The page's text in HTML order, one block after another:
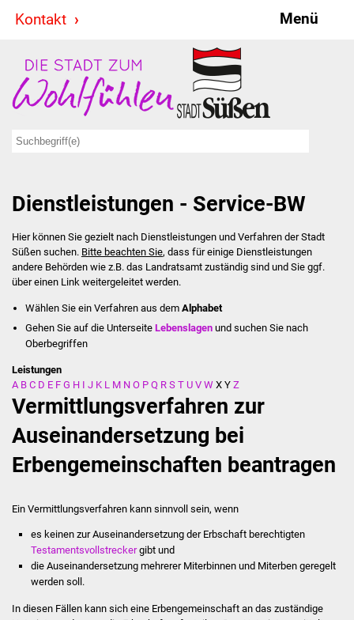
Kontakt Menü
Stadt & Politik
Bürgermeister
Ausschüsse
Ratsinformationssystem
Jugendbeirat
Summerrockfestival
Stadtverwaltung
Ansprechpartner
Behördenwegweiser
Kontakt
Veröffentlichungen
Ortsrecht
Dienstleistungen - Service-BW
Hier können Sie gezielt nach Dienstleistungen und Verfahren der Stadt
Süßen suchen. Bitte beachten Sie, dass für einige Dienstleistungen
andere Behörden wie z.B. das Landratsamt zuständig sind und Sie ggf.
über einen Link weitergeleitet werden.
Wählen Sie ein Verfahren aus dem Alphabet
Gehen Sie auf die UnterseiteLebenslagen und suchen Sie nach
Oberbegriffen
Leistungen
A B C D E F G H I J K L M N O P Q R S T U V W X Y Z
Vermittlungsverfahren zur
Auseinandersetzung bei
Erbengemeinschaften beantragen
Ein Vermittlungsverfahren kann sinnvoll sein, wenn
es keinen zur Auseinandersetzung der Erbschaft berechtigten
Testamentsvollstreckergibt und
die Auseinandersetzung mehrerer Miterbinnen und Miterben geregelt
werden soll.
In diesen Fällen kann sich eine Erbengemeinschaft an das zuständige